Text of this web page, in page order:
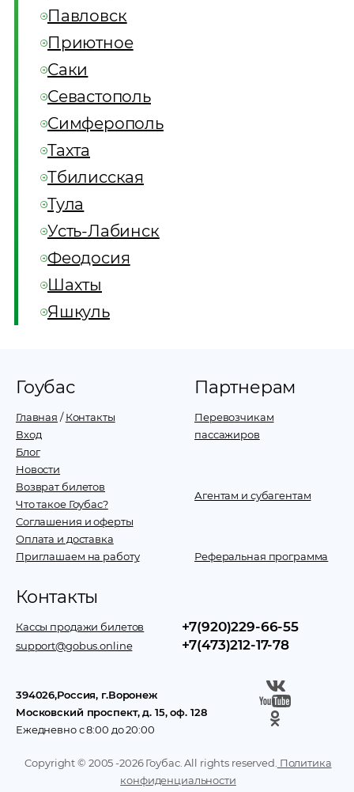
Павловск
Приютное
Саки
Севастополь
Симферополь
Тахта
Тбилисская
Тула
Усть-Лабинск
Феодосия
Шахты
Яшкуль
Гоубас
Главная /Контакты
Вход
Блог
Новости
Возврат билетов
Что такое Гоубас?
Соглашения и оферты
Оплата и доставка
Приглашаем на работу
Партнерам
Перевозчикам
пассажиров
Агентам и субагентам
Реферальная программа
Контакты
Кассы продажи билетов
support@gobus.online
+7(920)229-66-55
+7(473)212-17-78
394026,Россия, г.Воронеж
Московский проспект, д. 15, оф. 128
Ежедневно с 8:00 до 20:00
Copyright © 2005 -2026Гоубас. All rights reserved. Политика
конфиденциальности